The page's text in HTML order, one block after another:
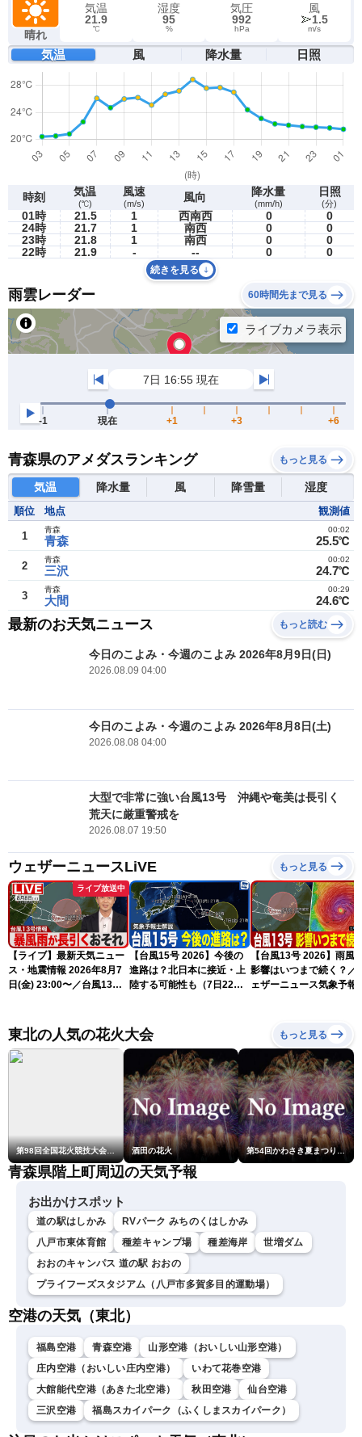
晴れ
気温
21.9
℃
湿度
95
%
気圧
992
hPa
風
1.5
m/s
気温 風 降水量 日照
時刻 気温
(℃)
風速
(m/s) 風向 降水量
(mm/h)
日照
(分)
01時 21.5 1 西南西 0
0
24時
21.7 1 南西 0
0
23時
21.8 1 南西 0
0
22時
21.9 - -- 0 0
続きを見る
雨雲レーダー 60時間先まで見る
青森県のアメダスランキング もっと見る
気温 降水量 風 降雪量 湿度
順位 地点 観測値
1 青森
青森
25.5℃
00:02
2 三沢
青森
24.7℃
00:02
3 大間
青森
24.6℃
00:29
最新のお天気ニュース もっと読む
今日のこよみ・今週のこよみ 2026年8月9日(日)
2026.08.09 04:00
今日のこよみ・今週のこよみ 2026年8月8日(土)
2026.08.08 04:00
大型で非常に強い台風13号 沖縄や奄美は長引く
荒天に厳重警戒を
2026.08.07 19:50
ウェザーニュースLiVE もっと見る
ライブ放送中
【ライブ】最新天気ニュー
ス・地震情報 2026年8月7
日(金) 23:00〜／台風13号
【台風15号 2026】今後の
進路は？北日本に接近・上
陸する可能性も（7日22時
【台風13号 2026】雨風
影響はいつまで続く？／
ェザーニュース気象予報
東北の人気の花火大会 もっと見る
第98回全国花火競技大会「大曲の花火」 酒田の花火 第54回かわさき夏まつり花火大会「おらが自慢のでっかい花火」
青森県階上町周辺の天気予報
お出かけスポット
道の駅はしかみ
RVパーク みちのくはしかみ
八戸市東体育館
種差キャンプ場 種差海岸
世増ダム
おおのキャンパス 道の駅 おおの
プライフーズスタジアム（八戸市多賀多目的運動場）
空港の天気（東北）
福島空港 青森空港
山形空港（おいしい山形空港）
庄内空港（おいしい庄内空港）
いわて花巻空港
大館能代空港（あきた北空港）
秋田空港
仙台空港
三沢空港
福島スカイパーク（ふくしまスカイパーク）